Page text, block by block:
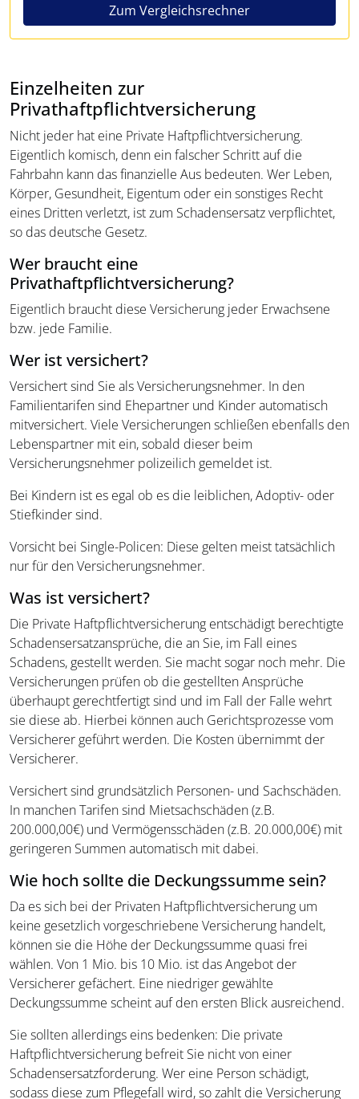
Zum Vergleichsrechner
Einzelheiten zur
Privathaftpflichtversicherung
Nicht jeder hat eine Private Haftpflichtversicherung.
Eigentlich komisch, denn ein falscher Schritt auf die
Fahrbahn kann das finanzielle Aus bedeuten. Wer Leben,
Körper, Gesundheit, Eigentum oder ein sonstiges Recht
eines Dritten verletzt, ist zum Schadensersatz verpflichtet,
so das deutsche Gesetz.
Wer braucht eine
Privathaftpflichtversicherung?
Eigentlich braucht diese Versicherung jeder Erwachsene
bzw. jede Familie.
Wer ist versichert?
Versichert sind Sie als Versicherungsnehmer. In den
Familientarifen sind Ehepartner und Kinder automatisch
mitversichert. Viele Versicherungen schließen ebenfalls den
Lebenspartner mit ein, sobald dieser beim
Versicherungsnehmer polizeilich gemeldet ist.
Bei Kindern ist es egal ob es die leiblichen, Adoptiv- oder
Stiefkinder sind.
Vorsicht bei Single-Policen: Diese gelten meist tatsächlich
nur für den Versicherungsnehmer.
Was ist versichert?
Die Private Haftpflichtversicherung entschädigt berechtigte
Schadensersatzansprüche, die an Sie, im Fall eines
Schadens, gestellt werden. Sie macht sogar noch mehr. Die
Versicherungen prüfen ob die gestellten Ansprüche
überhaupt gerechtfertigt sind und im Fall der Falle wehrt
sie diese ab. Hierbei können auch Gerichtsprozesse vom
Versicherer geführt werden. Die Kosten übernimmt der
Versicherer.
Versichert sind grundsätzlich Personen- und Sachschäden.
In manchen Tarifen sind Mietsachschäden (z.B.
200.000,00€) und Vermögensschäden (z.B. 20.000,00€) mit
geringeren Summen automatisch mit dabei.
Wie hoch sollte die Deckungssumme sein?
Da es sich bei der Privaten Haftpflichtversicherung um
keine gesetzlich vorgeschriebene Versicherung handelt,
können sie die Höhe der Deckungssumme quasi frei
wählen. Von 1 Mio. bis 10 Mio. ist das Angebot der
Versicherer gefächert. Eine niedriger gewählte
Deckungssumme scheint auf den ersten Blick ausreichend.
Sie sollten allerdings eins bedenken: Die private
Haftpflichtversicherung befreit Sie nicht von einer
Schadensersatzforderung. Wer eine Person schädigt,
sodass diese zum Pflegefall wird, so zahlt die Versicherung